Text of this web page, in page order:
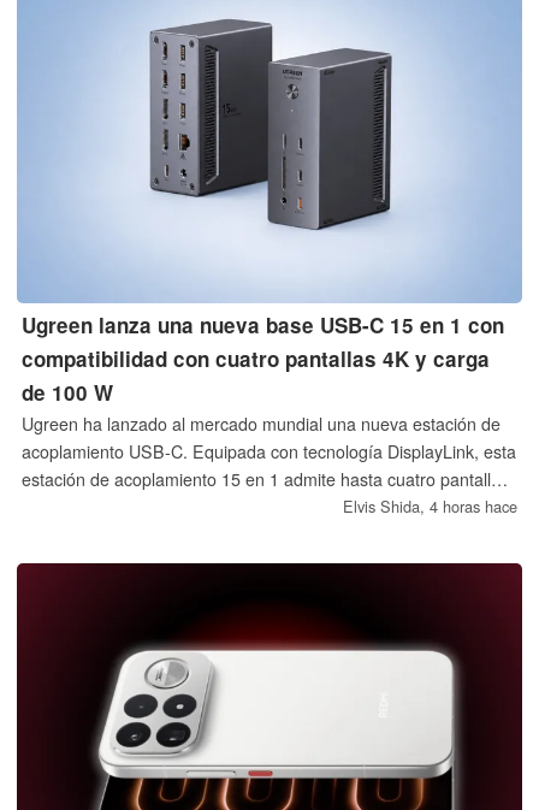
Ugreen lanza una nueva base USB-C 15 en 1 con
compatibilidad con cuatro pantallas 4K y carga
de 100 W
Ugreen ha lanzado al mercado mundial una nueva estación de
acoplamiento USB-C. Equipada con tecnología DisplayLink, esta
estación de acoplamiento 15 en 1 admite hasta cuatro pantallas
extendidas 4K/60 Hz tanto en Mac como en Windows y cuenta
paso de hasta 100 W.
Elvis Shida, 4 horas hace